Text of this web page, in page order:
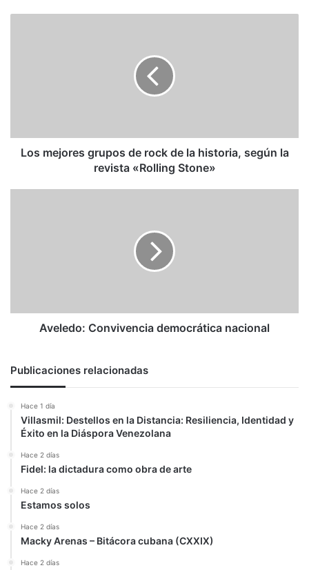
según
Los mejores grupos de rock de la historia, según la
revista «Rolling Stone»
Aveledo: Convivencia democrática nacional
Publicaciones relacionadas
Hace 1 día
Villasmil: Destellos en la Distancia: Resiliencia, Identidad y
Éxito en la Diáspora Venezolana
Hace 2 días
Fidel: la dictadura como obra de arte
Hace 2 días
Estamos solos
Hace 2 días
Macky Arenas – Bitácora cubana (CXXIX)
Hace 2 días